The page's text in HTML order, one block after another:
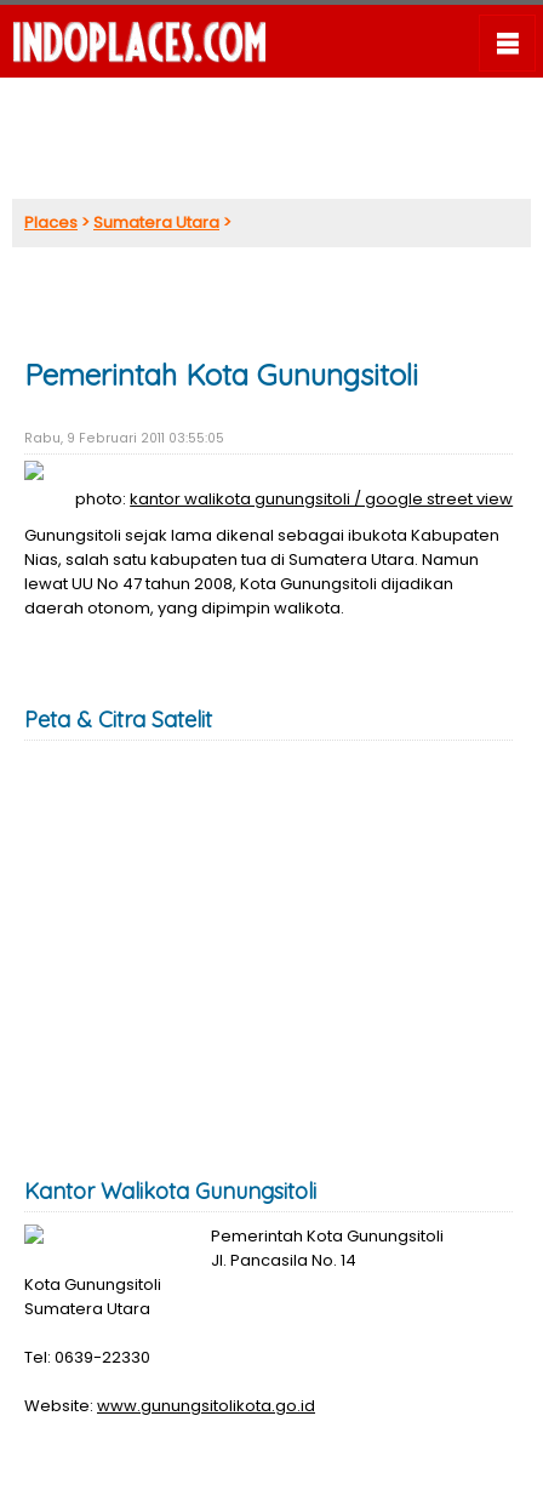
Places >Sumatera Utara >
Pemerintah Kota Gunungsitoli
Rabu, 9 Februari 2011 03:55:05
photo:kantor walikota gunungsitoli / google street view
Gunungsitoli sejak lama dikenal sebagai ibukota Kabupaten
Nias, salah satu kabupaten tua di Sumatera Utara. Namun
lewat UU No 47 tahun 2008, Kota Gunungsitoli dijadikan
daerah otonom, yang dipimpin walikota.
Peta & Citra Satelit
Kantor Walikota Gunungsitoli
Pemerintah Kota Gunungsitoli
Jl. Pancasila No. 14
Kota Gunungsitoli
Sumatera Utara
Tel: 0639-22330
Website: www.gunungsitolikota.go.id